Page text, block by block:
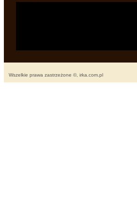
Wszelkie prawa zastrzeżone ©, irka.com.pl